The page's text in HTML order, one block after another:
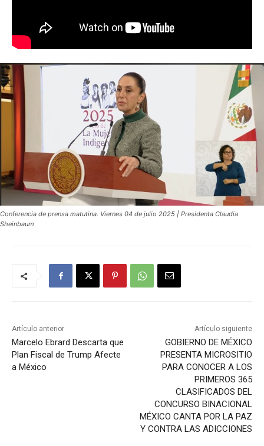
Conferencia de prensa matutina. Viernes 04 de julio 2025 | Presidenta Claudia
Sheinbaum
Artículo anterior
Marcelo Ebrard Descarta que
Plan Fiscal de Trump Afecte
a México
Artículo siguiente
GOBIERNO DE MÉXICO
PRESENTA MICROSITIO
PARA CONOCER A LOS
PRIMEROS 365
CLASIFICADOS DEL
CONCURSO BINACIONAL
MÉXICO CANTA POR LA PAZ
Y CONTRA LAS ADICCIONES